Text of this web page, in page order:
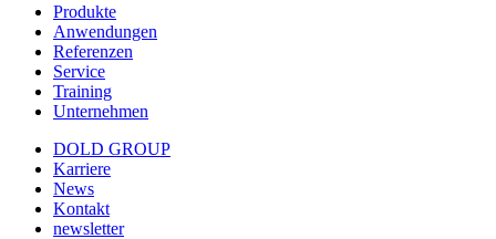
Produkte
Anwendungen
Referenzen
Service
Training
Unternehmen
DOLD GROUP
Karriere
News
Kontakt
newsletter